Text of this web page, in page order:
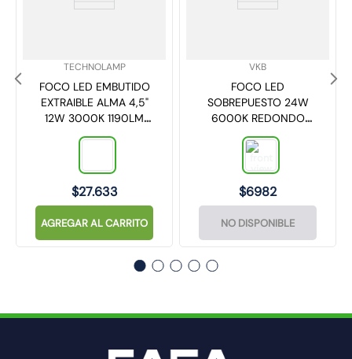
TECHNOLAMP
FOCO LED EMBUTIDO
EXTRAIBLE ALMA 4,5"
12W 3000K 1190LM
NEGRO TECHNOLAMP
$27.633
AGREGAR AL CARRITO
VKB
FOCO LED
SOBREPUESTO 24W
6000K REDONDO
2100LM 1526424 VKB
$6982
NO DISPONIBLE